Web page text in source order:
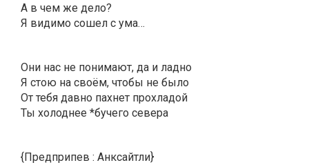
А в чем же дело?
Я видимо сошел с ума…
Они нас не понимают, да и ладно
Я стою на своём, чтобы не было
От тебя давно пахнет прохладой
Ты холоднее *бучего севера
{Предприпев : Анксайтли}